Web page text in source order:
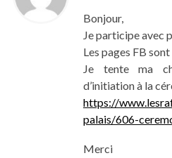
Bonjour,
Je participe avec
Les pages FB
Je tente ma
d’initiation à la
https://
palais/606-
Merci